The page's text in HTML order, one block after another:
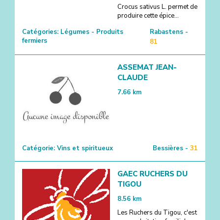
Crocus sativus L. permet de
produire cette épice...
Catégories: Légumes - Produits
fermiers
Rabastens -
81
ASSEMAT JEAN-
CLAUDE
7.66 km
Catégorie: Vins et spiritueux Bessières - 31
GAEC RUCHERS DU
TIGOU
8.56 km
Les Ruchers du Tigou, c'est